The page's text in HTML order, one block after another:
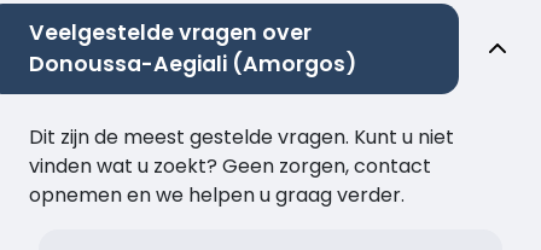
Veelgestelde vragen over
Donoussa-Aegiali (Amorgos)
Dit zijn de meest gestelde vragen. Kunt u niet
vinden wat u zoekt? Geen zorgen, contact
opnemen en we helpen u graag verder.